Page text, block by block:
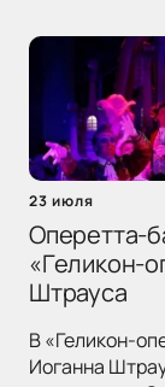
23 июля
Оперетта-
«Геликон-
Штрауса
В «Геликон-
Иоганна